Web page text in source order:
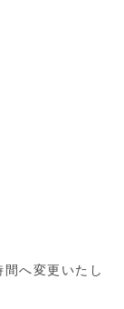
へ変更いたし